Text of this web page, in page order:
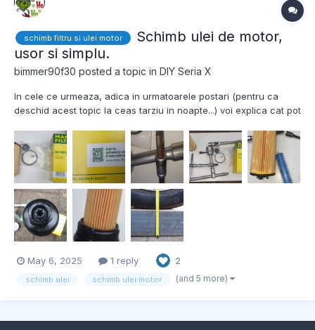
schimb filtru si ulei motor
Schimb ulei de motor,
usor si simplu.
bimmer90f30 posted a topic in DIY Seria X
In cele ce urmeaza, adica in urmatoarele postari (pentru ca
deschid acest topic la ceas tarziu in noapte...) voi explica cat pot
de schimb de ulei la cel putin doua modele BMW; Seria 3 M47
sau X1 B47. Deocamdata uploadez pozele i...
May 6, 2025 1 reply 2
schimb ulei schimb ulei motor (and 5 more)